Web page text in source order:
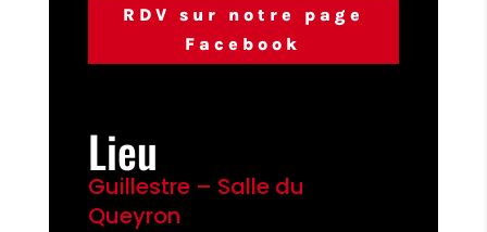
RDV sur notre page
Facebook
Lieu
Guillestre – Salle du
Queyron